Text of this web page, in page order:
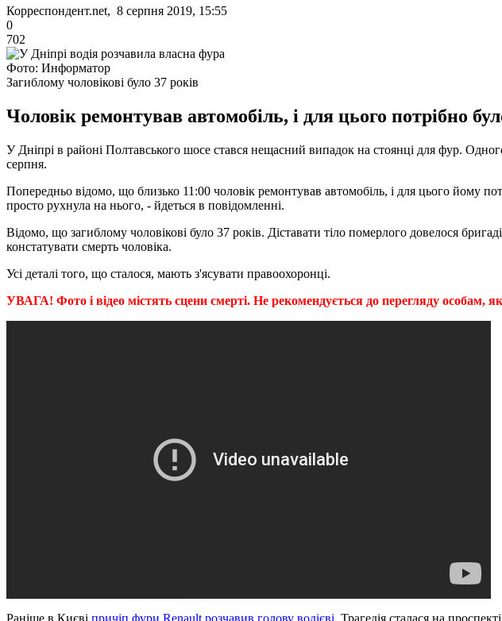
Корреспондент.net, 8 серпня 2019, 15:55
0
702
Фото: Информатор
Загиблому чоловікові було 37 років
Чоловік ремонтував автомобіль, і для цього потрібно
У Дніпрі в районі Полтавського шосе стався нещасний випадок на стоянці для фур.
серпня.
Попередньо відомо, що близько 11:00 чоловік ремонтував автомобіль, і для цього йому
просто рухнула на нього, - йдеться в повідомленні.
Відомо, що загиблому чоловікові було 37 років. Діставати тіло померлого довелося
констатувати смерть чоловіка.
Усі деталі того, що сталося, мають з'ясувати правоохоронці.
УВАГА! Фото і відео містять сцени смерті. Не рекомендується до перегляду особам,
Раніше в Києві причіп фури Renault розчавив голову водієві. Трагедія сталася на